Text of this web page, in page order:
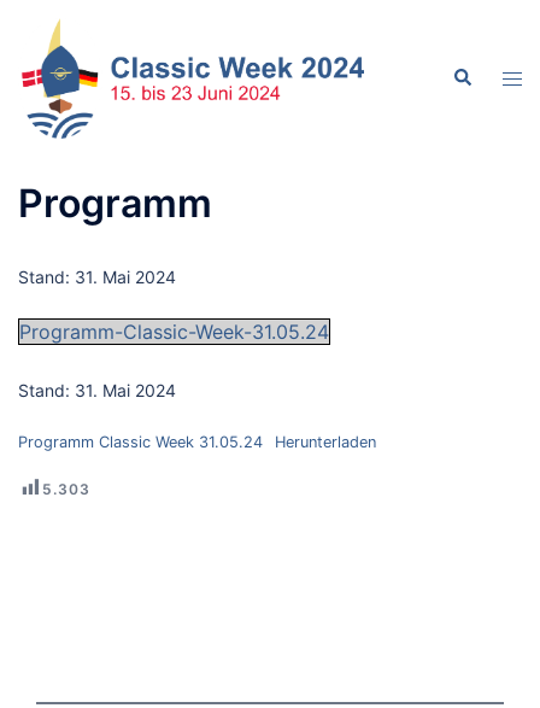
Inhalt
springen
Suche
Programm
Stand: 31. Mai 2024
Programm-Classic-Week-31.05.24
Stand: 31. Mai 2024
Programm Classic Week 31.05.24 Herunterladen
5.303